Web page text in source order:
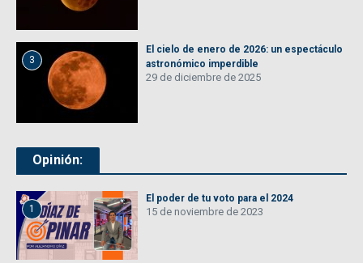
3
El cielo de enero de 2026: un espectáculo
astronómico imperdible
29 de diciembre de 2025
Opinión:
1
El poder de tu voto para el 2024
15 de noviembre de 2023